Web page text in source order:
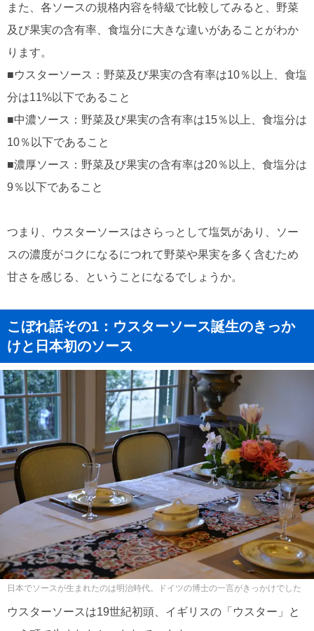
また、各ソースの規格内容を特級で比較してみると、野菜
及び果実の含有率、食塩分に大きな違いがあることがわか
ります。
■ウスターソース：野菜及び果実の含有率は10％以上、食塩
分は11%以下であること
■中濃ソース：野菜及び果実の含有率は15％以上、食塩分は
10％以下であること
■濃厚ソース：野菜及び果実の含有率は20％以上、食塩分は
9％以下であること
つまり、ウスターソースはさらっとして塩気があり、ソー
スの濃度がコクになるにつれて野菜や果実を多く含むため
甘さを感じる、ということになるでしょうか。
こぼれ話その1：ウスターソース誕生のきっか
けと日本初のソース
日本でソースが生まれたのは明治時代。ドイツの博士の一言がきっかけでした
ウスターソースは19世紀初頭、イギリスの「ウスター」と